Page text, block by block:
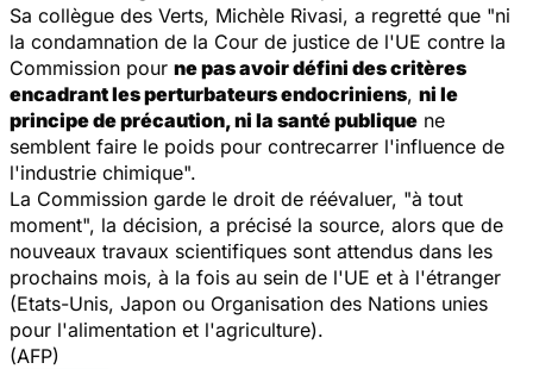
Sa collègue des Verts, Michèle Rivasi, a regretté que "ni
la condamnation de la Cour de justice de l'UE contre la
Commission pour ne pas avoir défini des critères
encadrant les perturbateurs endocriniens, ni le
principe de précaution, ni la santé publique ne
semblent faire le poids pour contrecarrer l'influence de
l'industrie chimique".
La Commission garde le droit de réévaluer, "à tout
moment", la décision, a précisé la source, alors que de
nouveaux travaux scientifiques sont attendus dans les
prochains mois, à la fois au sein de l'UE et à l'étranger
(Etats-Unis, Japon ou Organisation des Nations unies
pour l'alimentation et l'agriculture).
(AFP)